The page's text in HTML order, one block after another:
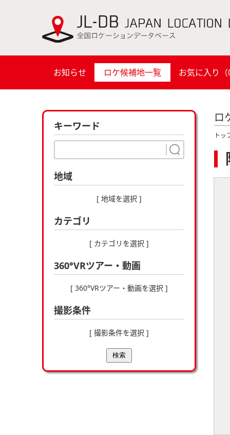
お知らせ ロケ候補地一覧 お気に入り（
キーワード
地域
[ 地域を選択 ]
カテゴリ
[ カテゴリを選択 ]
360°VRツアー・動画
[ 360°VRツアー・動画を選択 ]
撮影条件
[ 撮影条件を選択 ]
検索
ロ
トッ